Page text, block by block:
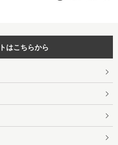
はこちらから